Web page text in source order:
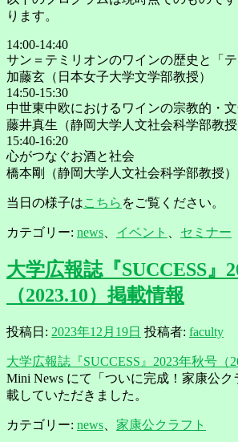
ります。
14:00-14:40
サン＝テミリオンのワインの歴史と「
加藤玄（日本女子大学文学部教授）
14:50-15:30
中世東中欧におけるワインの宗教的・
藤井真生（静岡大学人文社会科学部教授
15:40-16:20
心がつなぐお酒と社会
橋本剛（静岡大学人文社会科学部教授）
当日の様子はこちら をご覧ください。
カテゴリー: news イベント セミナー
大学広報誌『SUCCESS』
（2023.10）掲載情報
投稿日: 2023年12月19日 投稿者: faculty
大学広報誌『SUCCESS』2023年秋号（
Mini News にて「ついに完成！家康公
載していただきました。
カテゴリー: news 家康公クラフト